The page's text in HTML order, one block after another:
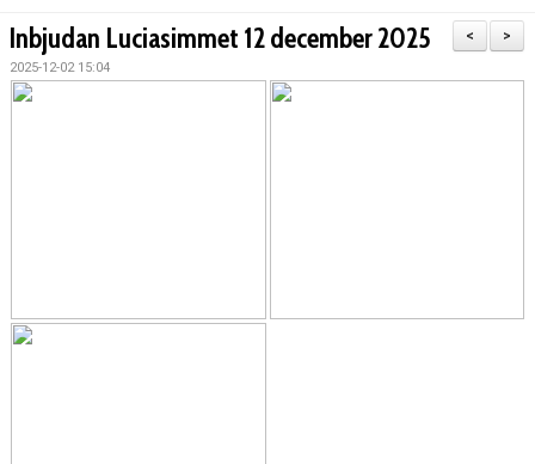
LÄGER
>
<
Inbjudan Luciasimmet 12 december 2025
2025-12-02 15:04